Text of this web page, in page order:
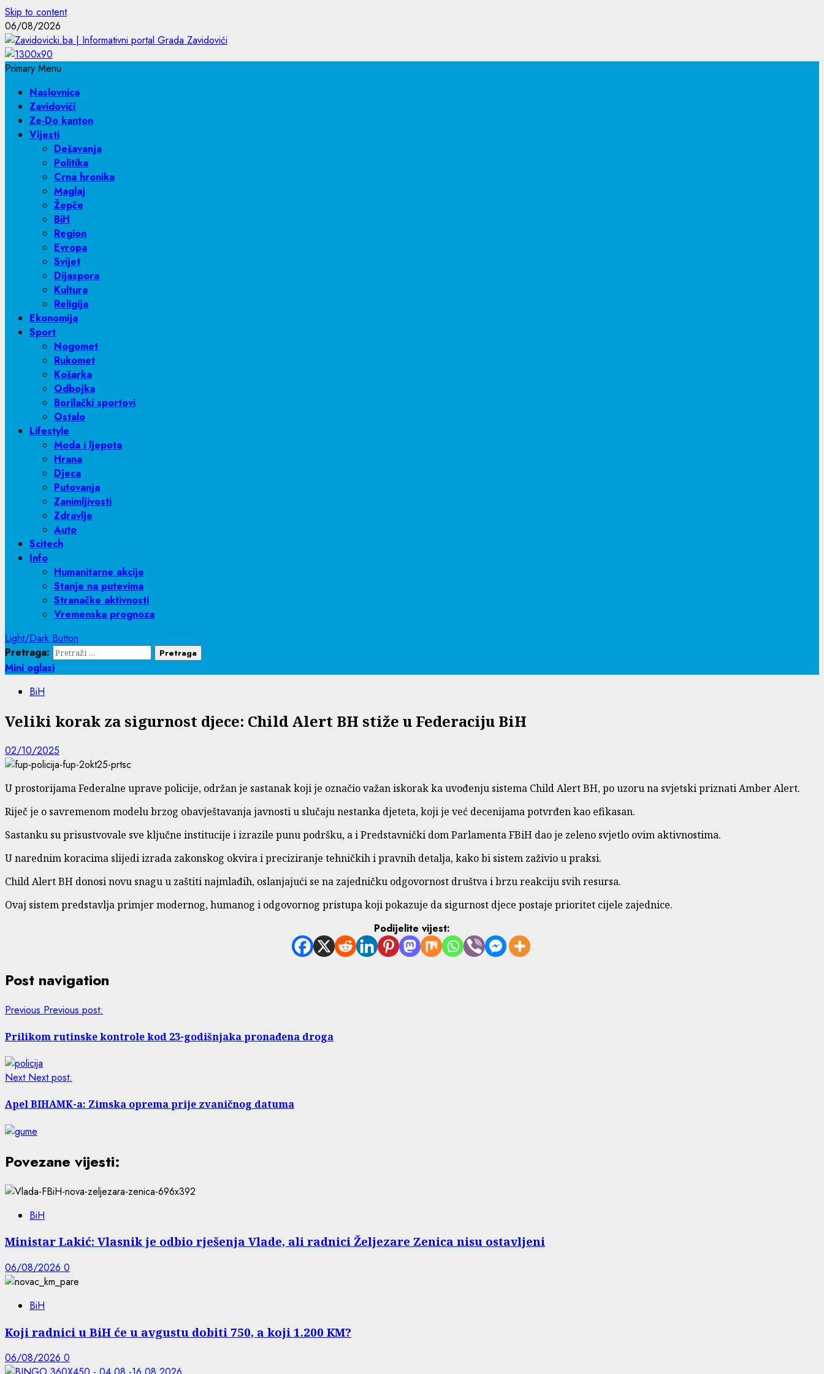
Skip to content
06/08/2026
Primary Menu
Naslovnica
Zavidovići
Ze-Do kanton
Vijesti
Dešavanja
Politika
Crna hronika
Maglaj
Žepče
BiH
Region
Evropa
Svijet
Dijaspora
Kultura
Religija
Ekonomija
Sport
Nogomet
Rukomet
Košarka
Odbojka
Borilački sportovi
Ostalo
Lifestyle
Moda i ljepota
Hrana
Djeca
Putovanja
Zanimljivosti
Zdravlje
Auto
Scitech
Info
Humanitarne akcije
Stanje na putevima
Stranačke aktivnosti
Vremenska prognoza
Light/Dark Button
Pretraga:
Mini oglasi
BiH
Veliki korak za sigurnost djece: Child Alert BH stiže u Federaciju BiH
02/10/2025
U prostorijama Federalne uprave policije, održan je sastanak koji je označio važan iskorak ka uvođenju sistema Child Alert BH, po uzoru na svjetski priznati Amber Alert.
Riječ je o savremenom modelu brzog obavještavanja javnosti u slučaju nestanka djeteta, koji je već decenijama potvrđen kao efikasan.
Sastanku su prisustvovale sve ključne institucije i izrazile punu podršku, a i Predstavnički dom Parlamenta FBiH dao je zeleno svjetlo ovim aktivnostima.
U narednim koracima slijedi izrada zakonskog okvira i preciziranje tehničkih i pravnih detalja, kako bi sistem zaživio u praksi.
Child Alert BH donosi novu snagu u zaštiti najmlađih, oslanjajući se na zajedničku odgovornost društva i brzu reakciju svih resursa.
Ovaj sistem predstavlja primjer modernog, humanog i odgovornog pristupa koji pokazuje da sigurnost djece postaje prioritet cijele zajednice.
Podijelite vijest:
Post navigation
Previous Previous post:
Prilikom rutinske kontrole kod 23-godišnjaka pronađena droga
Next Next post:
Apel BIHAMK-a: Zimska oprema prije zvaničnog datuma
Povezane vijesti:
BiH
Ministar Lakić: Vlasnik je odbio rješenja Vlade, ali radnici Željezare Zenica nisu ostavljeni
06/08/2026 0
BiH
Koji radnici u BiH će u avgustu dobiti 750, a koji 1.200 KM?
06/08/2026 0